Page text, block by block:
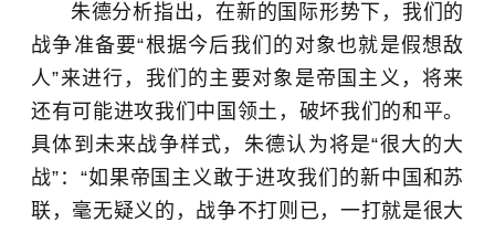
朱德分析指出，在新的国际形势下，我们的
战争准备要“根据今后我们的对象也就是假想敌
人”来进行，我们的主要对象是帝国主义，将来
还有可能进攻我们中国领土，破坏我们的和平。
具体到未来战争样式，朱德认为将是“很大的大
战”：“如果帝国主义敢于进攻我们的新中国和苏
联，毫无疑义的，战争不打则已，一打就是很大